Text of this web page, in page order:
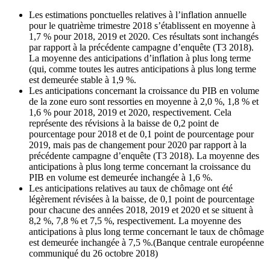
Les estimations ponctuelles relatives à l’inflation annuelle
pour le quatrième trimestre 2018 s’établissent en moyenne à
1,7 % pour 2018, 2019 et 2020. Ces résultats sont inchangés
par rapport à la précédente campagne d’enquête (T3 2018).
La moyenne des anticipations d’inflation à plus long terme
(qui, comme toutes les autres anticipations à plus long terme
est demeurée stable à 1,9 %.
Les anticipations concernant la croissance du PIB en volume
de la zone euro sont ressorties en moyenne à 2,0 %, 1,8 % et
1,6 % pour 2018, 2019 et 2020, respectivement. Cela
représente des révisions à la baisse de 0,2 point de
pourcentage pour 2018 et de 0,1 point de pourcentage pour
2019, mais pas de changement pour 2020 par rapport à la
précédente campagne d’enquête (T3 2018). La moyenne des
anticipations à plus long terme concernant la croissance du
PIB en volume est demeurée inchangée à 1,6 %.
Les anticipations relatives au taux de chômage ont été
légèrement révisées à la baisse, de 0,1 point de pourcentage
pour chacune des années 2018, 2019 et 2020 et se situent à
8,2 %, 7,8 % et 7,5 %, respectivement. La moyenne des
anticipations à plus long terme concernant le taux de chômage
est demeurée inchangée à 7,5 %.(Banque centrale européenne
communiqué du 26 octobre 2018)